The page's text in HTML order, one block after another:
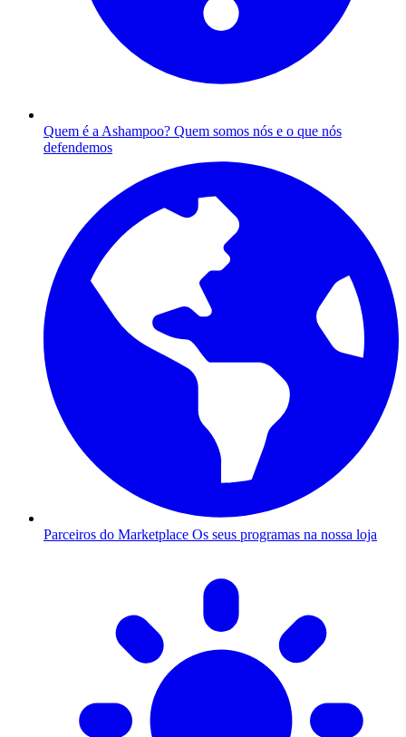
Quem é a Ashampoo? Quem somos nós e o que nós
defendemos
Parceiros do Marketplace Os seus programas na nossa loja